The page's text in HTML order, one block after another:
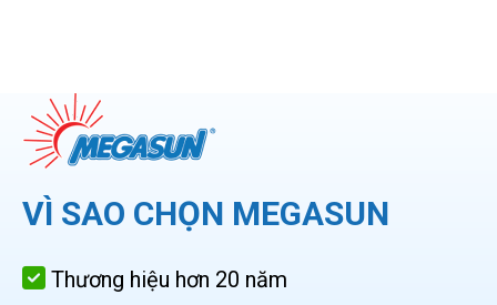
VÌ SAO CHỌN MEGASUN
Thương hiệu hơn 20 năm